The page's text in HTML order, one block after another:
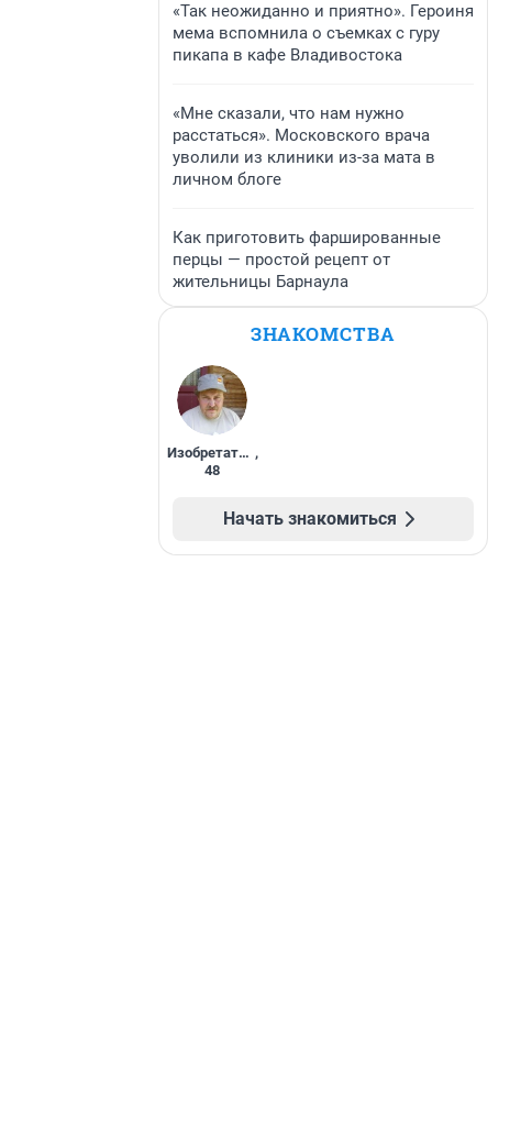
«Так неожиданно и приятно». Героиня
мема вспомнила о съемках с гуру
пикапа в кафе Владивостока
«Мне сказали, что нам нужно
расстаться». Московского врача
уволили из клиники из-за мата в
личном блоге
Как приготовить фаршированные
перцы — простой рецепт от
жительницы Барнаула
ЗНАКОМСТВА
Изобретатель ,
48
Начать знакомиться